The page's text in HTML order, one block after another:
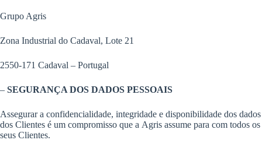
Grupo Agris
Zona Industrial do Cadaval, Lote 21
2550-171 Cadaval – Portugal
– SEGURANÇA DOS DADOS PESSOAIS
Assegurar a confidencialidade, integridade e disponibilidade dos dados
dos Clientes é um compromisso que a Agris assume para com todos os
seus Clientes.